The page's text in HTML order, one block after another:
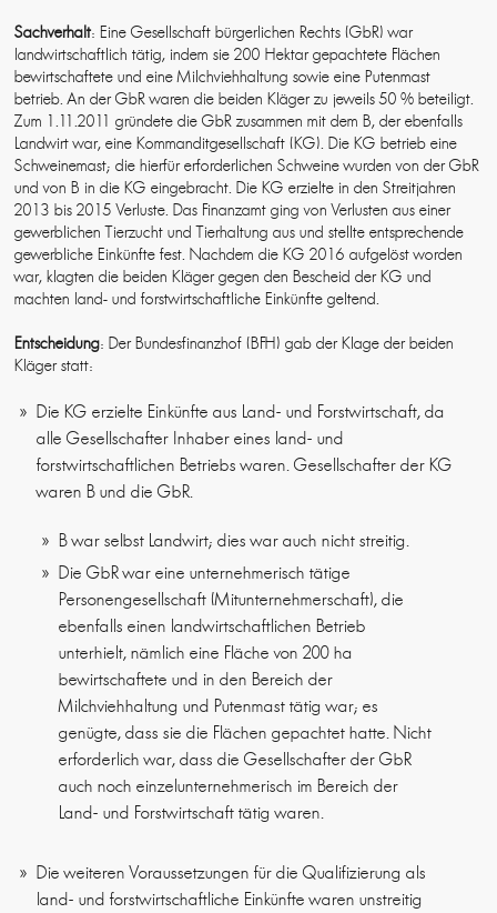
Sachverhalt: Eine Gesellschaft bürgerlichen Rechts (GbR) war
landwirtschaftlich tätig, indem sie 200 Hektar gepachtete Flächen
bewirtschaftete und eine Milchviehhaltung sowie eine Putenmast
betrieb. An der GbR waren die beiden Kläger zu jeweils 50 % beteiligt.
Zum 1.11.2011 gründete die GbR zusammen mit dem B, der ebenfalls
Landwirt war, eine Kommanditgesellschaft (KG). Die KG betrieb eine
Schweinemast; die hierfür erforderlichen Schweine wurden von der GbR
und von B in die KG eingebracht. Die KG erzielte in den Streitjahren
2013 bis 2015 Verluste. Das Finanzamt ging von Verlusten aus einer
gewerblichen Tierzucht und Tierhaltung aus und stellte entsprechende
gewerbliche Einkünfte fest. Nachdem die KG 2016 aufgelöst worden
war, klagten die beiden Kläger gegen den Bescheid der KG und
machten land- und forstwirtschaftliche Einkünfte geltend.
Entscheidung: Der Bundesfinanzhof (BFH) gab der Klage der beiden
Kläger statt:
Die KG erzielte Einkünfte aus Land- und Forstwirtschaft, da
alle Gesellschafter Inhaber eines land- und
forstwirtschaftlichen Betriebs waren. Gesellschafter der KG
waren B und die GbR.
B war selbst Landwirt; dies war auch nicht streitig.
Die GbR war eine unternehmerisch tätige
Personengesellschaft (Mitunternehmerschaft), die
ebenfalls einen landwirtschaftlichen Betrieb
unterhielt, nämlich eine Fläche von 200 ha
bewirtschaftete und in den Bereich der
Milchviehhaltung und Putenmast tätig war; es
genügte, dass sie die Flächen gepachtet hatte. Nicht
erforderlich war, dass die Gesellschafter der GbR
auch noch einzelunternehmerisch im Bereich der
Land- und Forstwirtschaft tätig waren.
Die weiteren Voraussetzungen für die Qualifizierung als
land- und forstwirtschaftliche Einkünfte waren unstreitig